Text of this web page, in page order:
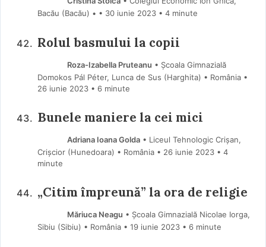
Bacău (Bacău) •
30 iunie 2023 • 4 minute
Rolul basmului la copii
Roza-Izabella Pruteanu • Școala Gimnazială
Domokos Pál Péter, Lunca de Sus (Harghita) • România
26 iunie 2023 • 6 minute
Bunele maniere la cei mici
Adriana Ioana Golda• Liceul Tehnologic Crișan,
Crișcior (Hunedoara) • România
26 iunie 2023 • 4
minute
„Citim împreună” la ora de religie
Măriuca Neagu • Școala Gimnazială Nicolae Iorga,
Sibiu (Sibiu) • România
19 iunie 2023 • 6 minute